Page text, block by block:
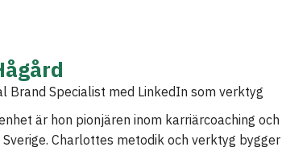
Brand Specialist med LinkedIn som verktyg
är hon pionjären inom karriärcoaching och
Charlottes metodik och verktyg bygger